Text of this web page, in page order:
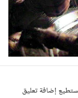
إضافة تعليق